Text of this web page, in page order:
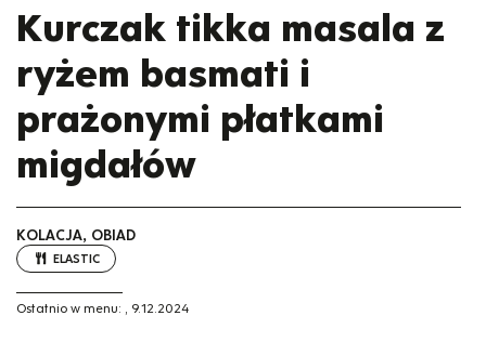
Kurczak tikka masala z
ryżem basmati i
prażonymi płatkami
migdałów
KOLACJA, OBIAD
ELASTIC
Ostatnio w menu: , 9.12.2024